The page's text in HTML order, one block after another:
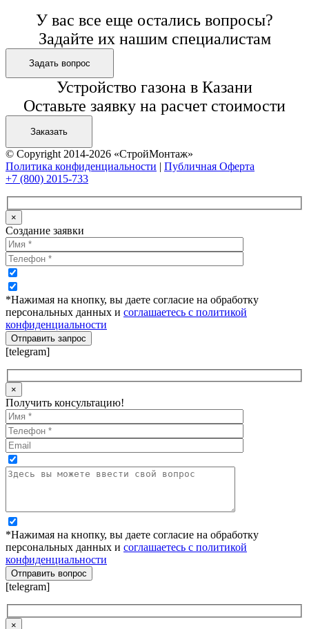
У вас все еще остались вопросы?
Задайте их нашим специалистам
Задать вопрос
Устройство газона в Казани
Оставьте заявку на расчет стоимости
Заказать
© Copyright 2014-2026 «СтройМонтаж»
Политика конфиденциальности | Публичная Оферта
+7 (800) 2015-733
×
Создание заявки
*Нажимая на кнопку, вы даете согласие на обработку
персональных данных и соглашаетесь с политикой
конфиденциальности
[telegram]
×
Получить консультацию!
*Нажимая на кнопку, вы даете согласие на обработку
персональных данных и соглашаетесь с политикой
конфиденциальности
[telegram]
×